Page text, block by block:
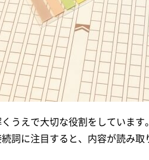
うえで大切な役割をしていま
詞に注目すると、内容が読み取